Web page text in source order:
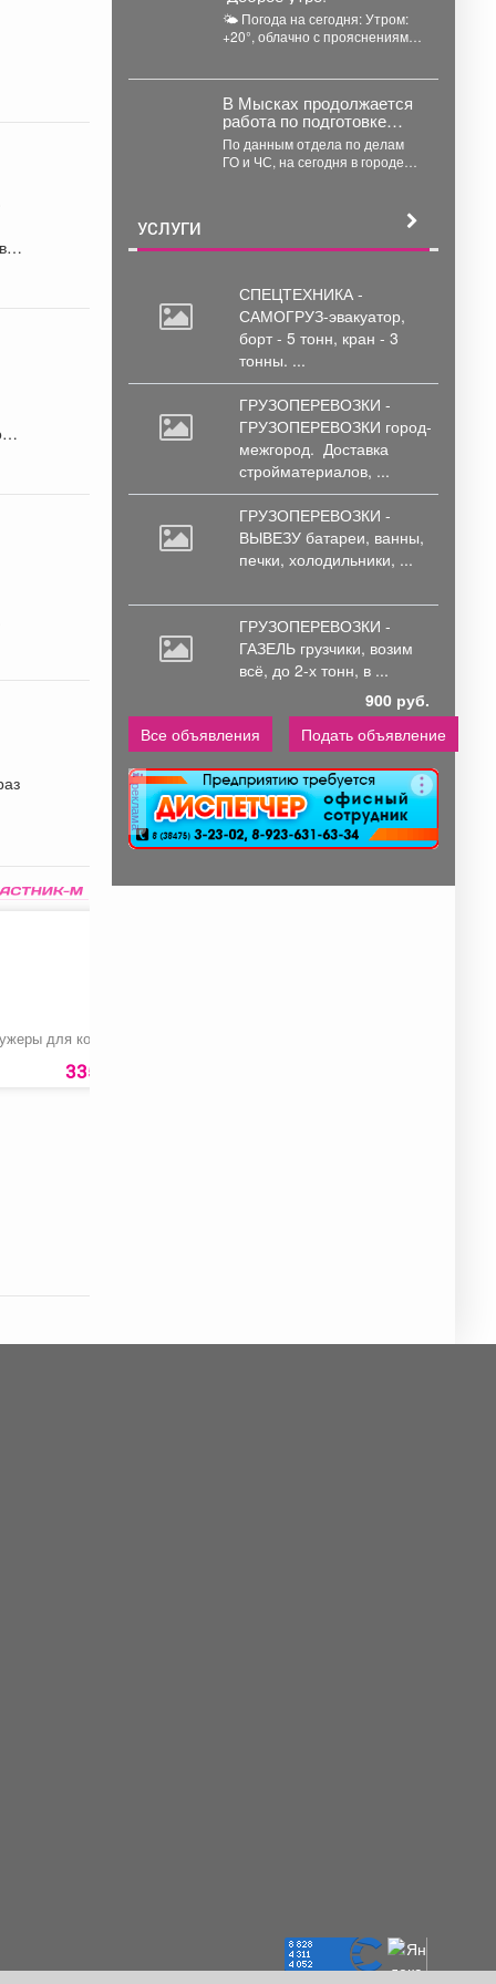
для коньяка
335 руб.
🌤 Погода на сегодня: Утром:
+20°, облачно с прояснениями;
В Мысках продолжается
работа по подготовке
подвалов и других
заглубленных помещений
для укрытия населения
чрезвычайных ситуаций
По данным отдела по делам
ГО и ЧС, на сегодня в городе
УСЛУГИ
СПЕЦТЕХНИКА -
САМОГРУЗ-эвакуатор,
борт - 5 тонн, кран - 3
тонны. ...
ГРУЗОПЕРЕВОЗКИ -
ГРУЗОПЕРЕВОЗКИ город-
межгород. Доставка
стройматериалов, ...
ГРУЗОПЕРЕВОЗКИ -
ВЫВЕЗУ батареи, ванны,
печки, холодильники, ...
ГРУЗОПЕРЕВОЗКИ -
ГАЗЕЛЬ грузчики, возим
всё, до 2-х тонн, в ...
900 руб.
Все объявления
Подать объявление
реклама